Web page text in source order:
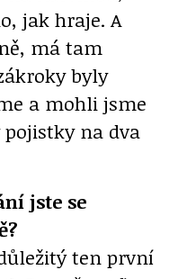
jak hraje. A
má tam
byly
a mohli jsme
na dva
jste se
ten první